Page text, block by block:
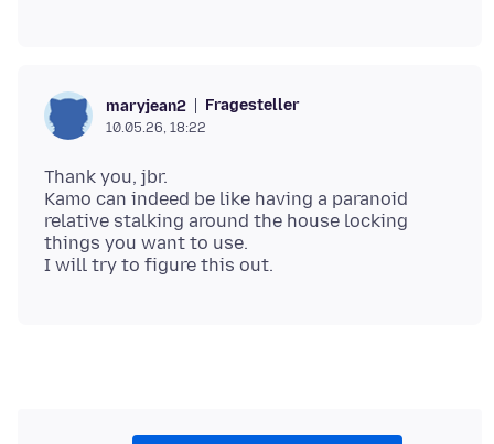
maryjean2 Fragesteller
10.05.26, 18:22
Thank you, jbr.
Kamo can indeed be like having a paranoid
relative stalking around the house locking
things you want to use.